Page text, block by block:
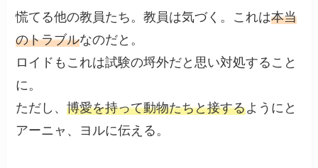
慌てる他の教員たち。教員は気づく。これは本当
のトラブルなのだと。
ロイドもこれは試験の埒外だと思い対処すること
に。
ただし、博愛を持って動物たちと接するようにと
アーニャ、ヨルに伝える。